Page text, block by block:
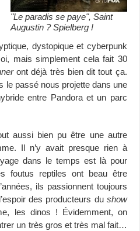
"Le paradis se paye", Saint
Augustin ? Spielberg !
dystopique et cyberpunk
mais simplement cela fait 30
ont déjà très bien dit tout ça.
le passé nous projette dans une
entre Pandora et un parc
aussi bien pu être une autre
Il n’y avait presque rien à
dans le temps est là pour
foutus reptiles ont beau être
ils passionnent toujours
des producteurs du show
les dinos ! Évidemment, on
un très gros et très mal fait…